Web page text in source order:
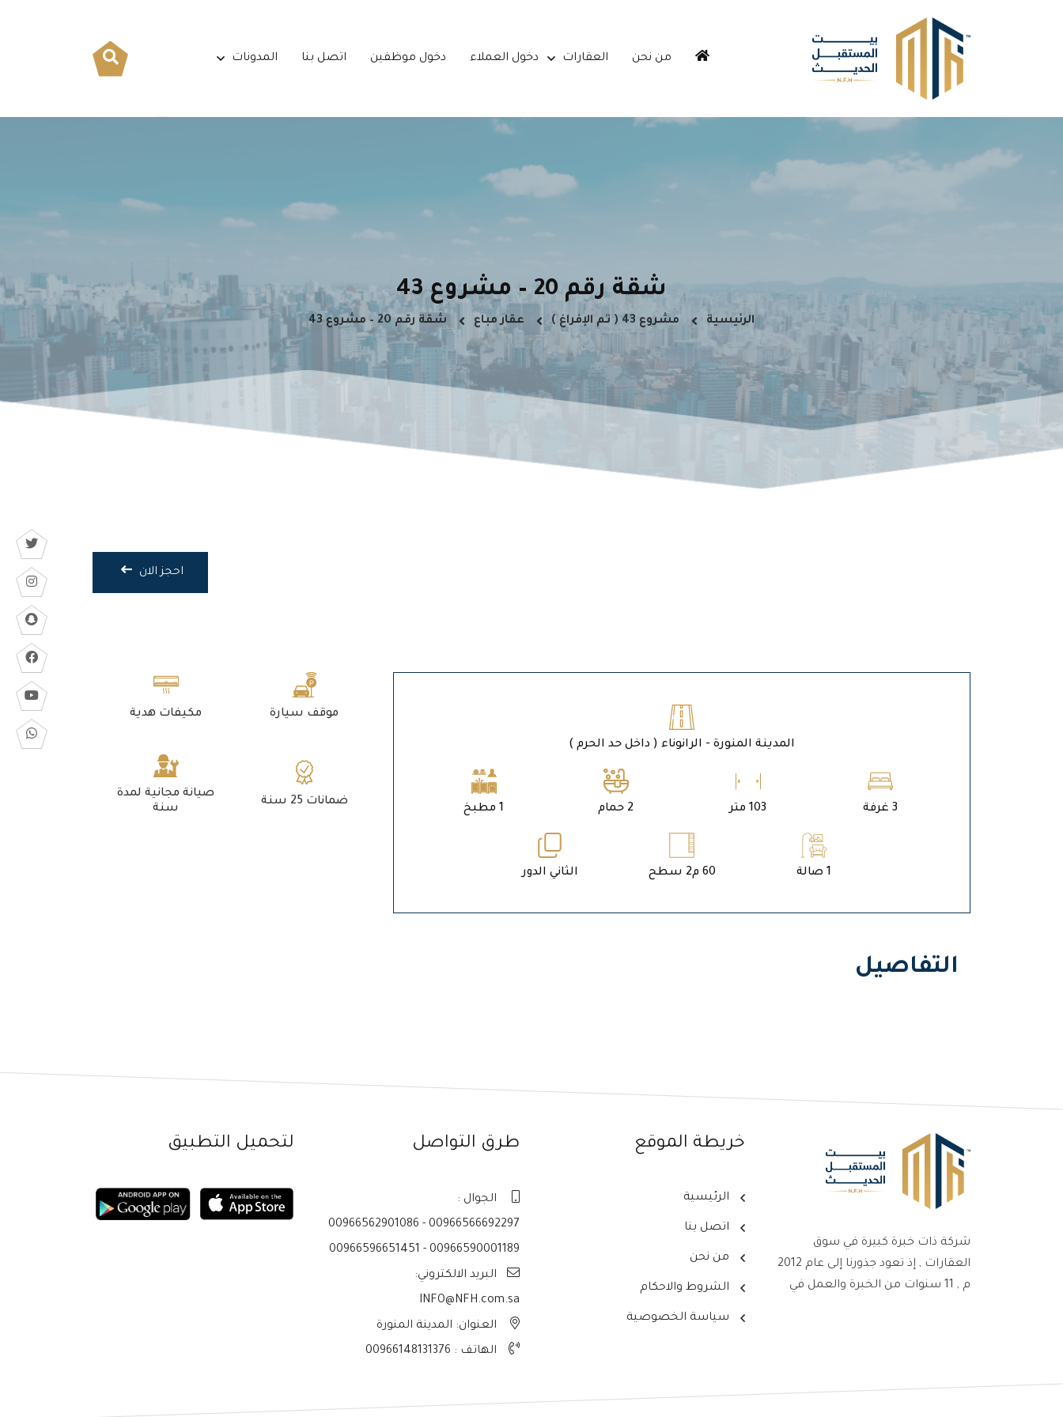
من نحن العقارات دخول العملاء دخول موظفين اتصل بنا المدونات
شقة رقم 20 – مشروع 43
الرئيسية مشروع 43 ( تم الإفراغ ) عقار مباع شقة رقم 20 – مشروع 43
احجز الان
المدينة المنورة - الرانوناء ( داخل حد الحرم )
3 غرفة 103 متر 2 حمام 1 مطبخ
1 صالة 60 م2 سطح الثاني الدور
التفاصيل
موقف سيارة مكيفات هدية
ضمانات 25 سنة
صيانة مجانية لمدة
سنة
شركة ذات خبرة كبيرة في سوق
العقارات , إذ تعود جذورنا إلى عام 2012
م , 11 سنوات من الخبرة والعمل في
خريطة الموقع
الرئيسية
اتصل بنا
من نحن
الشروط والاحكام
سياسة الخصوصية
طرق التواصل
الجوال :
00966562901086 - 00966566692297
00966596651451 - 00966590001189
البريد الالكتروني:
INFO@NFH.com.sa
العنوان: المدينة المنورة
الهاتف : 00966148131376
لتحميل التطبيق